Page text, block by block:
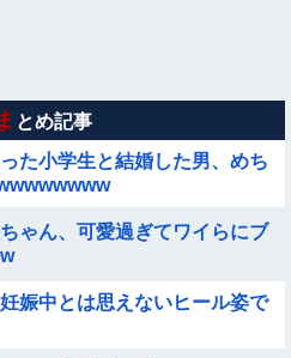
とめ記事
た小学生と結婚した男、めち
ゃん、可愛過ぎてワイらにブ
娠中とは思えないヒール姿で